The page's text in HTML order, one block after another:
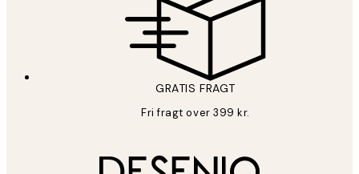
GRATIS FRAGT
Fri fragt over 399 kr.